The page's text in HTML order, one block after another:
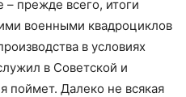
– прежде всего, итоги
военными квадроциклов
в условиях
в Советской и
поймет. Далеко не всякая